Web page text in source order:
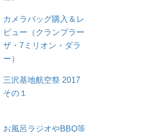
カメラバッグ購入＆レ
ビュー（クランプラー
ザ・7ミリオン・ダラ
ー）
三沢基地航空祭 2017
その１
お風呂ラジオやBBQ等